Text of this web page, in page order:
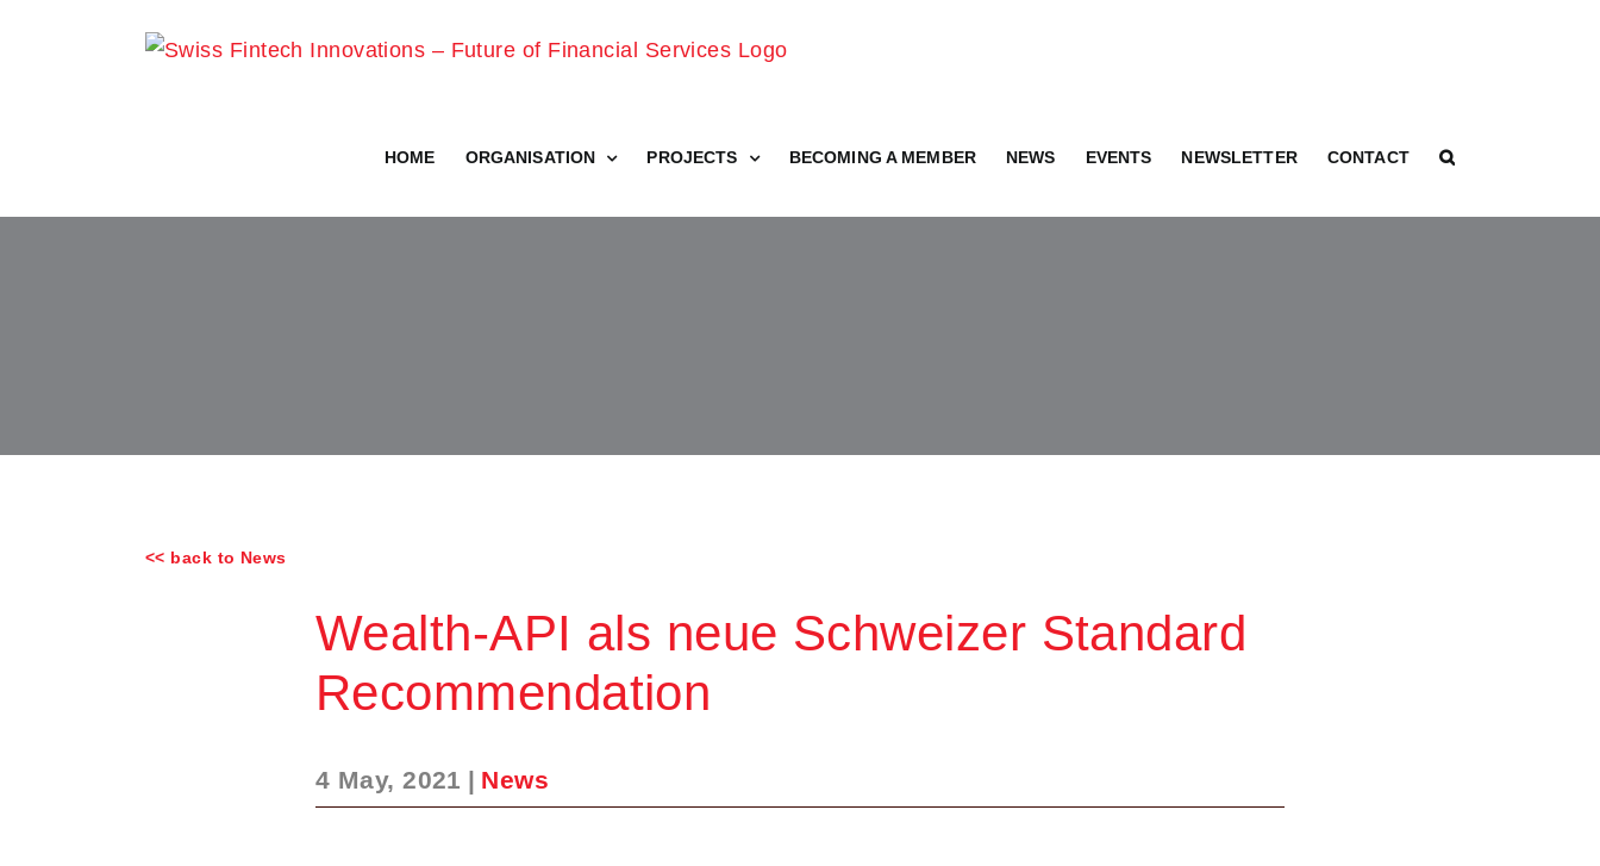
HOME ORGANISATION PROJECTS BECOMING A MEMBER NEWS EVENTS NEWSLETTER CONTACT
Wealth-API als neue Schweizer Standard
Recommendation
4 May, 2021 | News
<< back to News